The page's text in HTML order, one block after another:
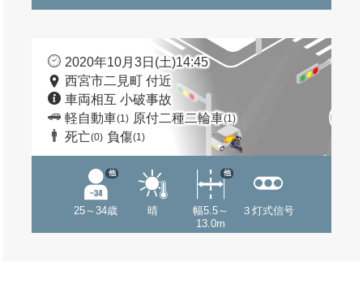
2020年10月3日(土)14:45
西宮市二見町 付近
車両相互 小破事故
軽自動車(1) 原付二種二輪車(1)
死亡(0) 負傷(1)
25～34歳
他
晴
幅5.5～
13.0m
他
３灯式信号